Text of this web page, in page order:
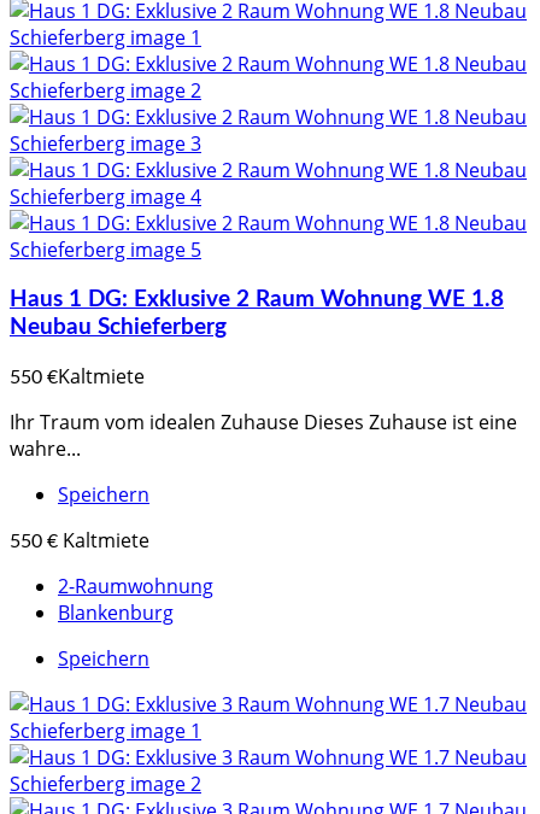
Haus 1 DG: Exklusive 2 Raum Wohnung WE 1.8
Neubau Schieferberg
550 €Kaltmiete
Ihr Traum vom idealen Zuhause Dieses Zuhause ist eine
wahre...
Speichern
550 € Kaltmiete
2-Raumwohnung
Blankenburg
Speichern